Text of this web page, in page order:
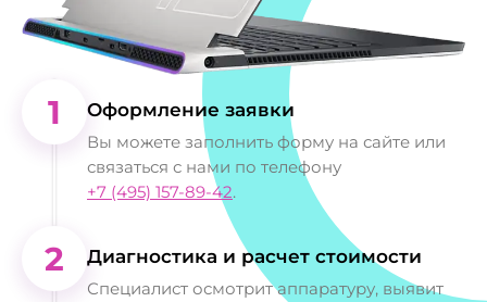
1 Оформление заявки
Вы можете заполнить форму на сайте или
связаться с нами по телефону
+7 (495) 157-89-42.
2 Диагностика и расчет стоимости
Специалист осмотрит аппаратуру, выявит